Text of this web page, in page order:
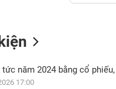
tức năm 2024 bằng cổ
17:00